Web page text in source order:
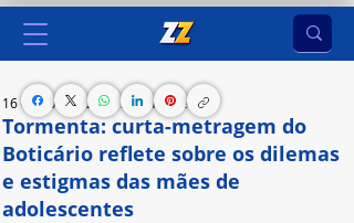
Tormenta: curta-metragem do
Boticário reflete sobre os dilemas
e estigmas das mães de
adolescentes
16 de abr. de 2024 5 min de leitura